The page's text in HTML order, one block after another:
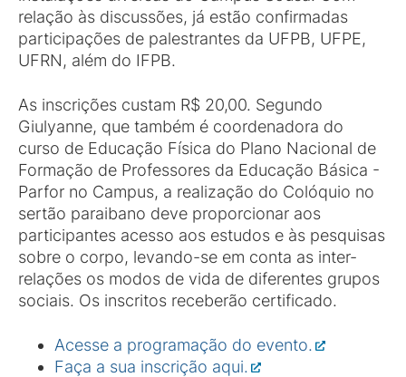
relação às discussões, já estão confirmadas
participações de palestrantes da UFPB, UFPE,
UFRN, além do IFPB.
As inscrições custam R$ 20,00. Segundo
Giulyanne, que também é coordenadora do
curso de Educação Física do Plano Nacional de
Formação de Professores da Educação Básica -
Parfor no Campus, a realização do Colóquio no
sertão paraibano deve proporcionar aos
participantes acesso aos estudos e às pesquisas
sobre o corpo, levando-se em conta as inter-
relações os modos de vida de diferentes grupos
sociais. Os inscritos receberão certificado.
Acesse a programação do evento.
Faça a sua inscrição aqui.